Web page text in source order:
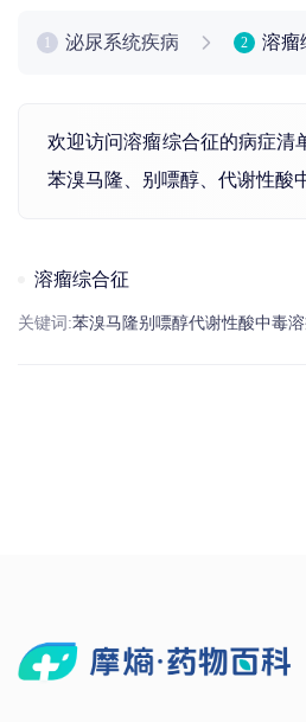
泌尿系统疾病 2 溶瘤
欢迎访问溶瘤综合征的病症清
苯溴马隆
别嘌醇 、代谢性酸
溶瘤综合征
关键词:苯溴马隆别嘌醇代谢性酸中毒